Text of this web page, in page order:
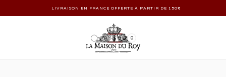
LIVRAISON EN FRANCE OFFERTE À PARTIR DE 150€
0